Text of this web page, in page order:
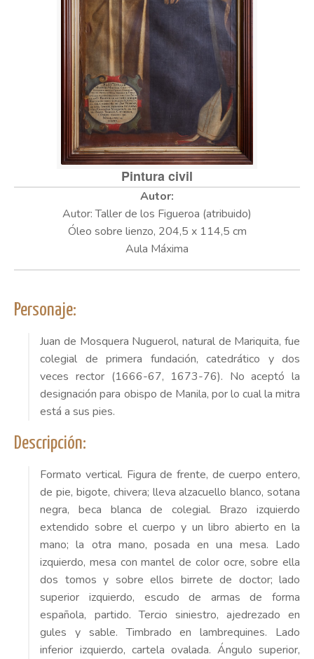
Pintura civil
Autor: Taller de los Figueroa (atribuido)
Óleo sobre lienzo, 204,5 x 114,5 cm
Aula Máxima
Personaje:
Juan de Mosquera Nuguerol, natural de Mariquita, fue
colegial de primera fundación, catedrático y dos
veces rector (1666-67, 1673-76). No aceptó la
designación para obispo de Manila, por lo cual la mitra
está a sus pies.
Descripción:
Formato vertical. Figura de frente, de cuerpo entero,
de pie, bigote, chivera; lleva alzacuello blanco, sotana
negra, beca blanca de colegial. Brazo izquierdo
extendido sobre el cuerpo y un libro abierto en la
mano; la otra mano, posada en una mesa. Lado
izquierdo, mesa con mantel de color ocre, sobre ella
dos tomos y sobre ellos birrete de doctor; lado
superior izquierdo, escudo de armas de forma
española, partido. Tercio siniestro, ajedrezado en
gules y sable. Timbrado en lambrequines. Lado
inferior izquierdo, cartela ovalada. Ángulo superior,